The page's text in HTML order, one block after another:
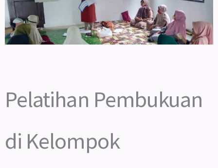
Pelatihan Pembukuan
di Kelompok